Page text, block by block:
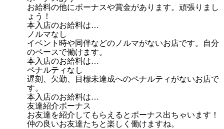
お給料の他にボーナスや賞金があります。頑張りまし
ょう！
本入店のお給料は…
ノルマなし
イベント時や同伴などのノルマがないお店です。自分
のペースで働けます。
本入店のお給料は…
ペナルティなし
遅刻、欠勤、目標未達成へのペナルティがないお店で
す。
本入店のお給料は…
友達紹介ボーナス
お友達を紹介してもらえるとボーナス出ちゃいます！
仲の良いお友達たちと楽しく働けますね。